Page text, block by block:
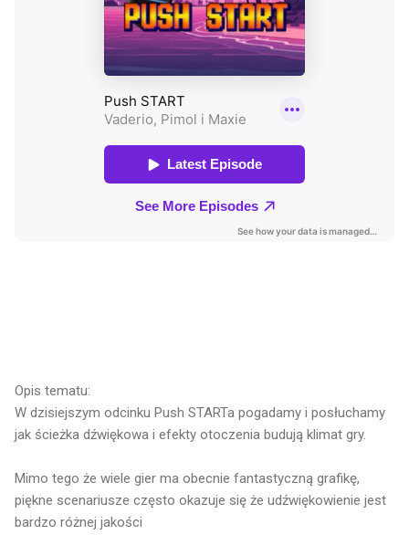
Opis tematu:
W dzisiejszym odcinku Push STARTa pogadamy i posłuchamy
jak ścieżka dźwiękowa i efekty otoczenia budują klimat gry.
Mimo tego że wiele gier ma obecnie fantastyczną grafikę,
piękne scenariusze często okazuje się że udźwiękowienie jest
bardzo różnej jakości